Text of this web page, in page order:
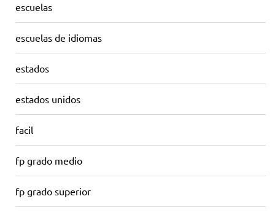
escuelas
escuelas de idiomas
estados
estados unidos
facil
fp grado medio
fp grado superior